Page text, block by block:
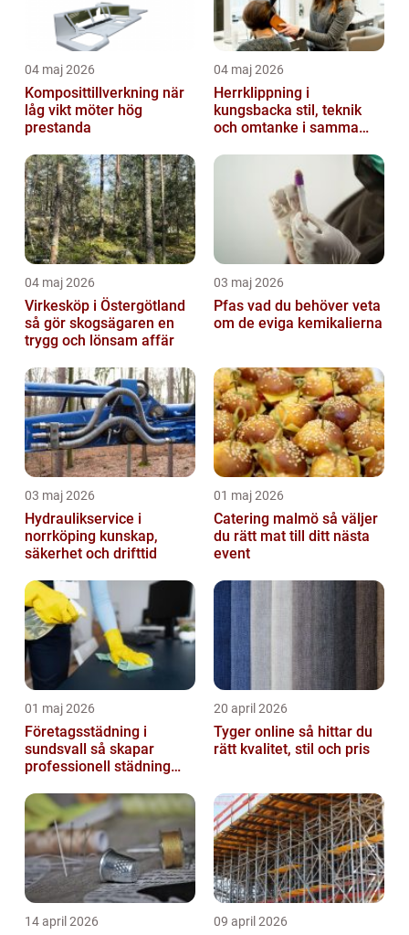
04 maj 2026
Komposittillverkning när
låg vikt möter hög
prestanda
04 maj 2026
Herrklippning i
kungsbacka stil, teknik
och omtanke i samma
04 maj 2026
Virkesköp i Östergötland
så gör skogsägaren en
trygg och lönsam affär
03 maj 2026
Pfas vad du behöver veta
om de eviga kemikalierna
03 maj 2026
Hydraulikservice i
norrköping kunskap,
säkerhet och drifttid
01 maj 2026
Catering malmö så väljer
du rätt mat till ditt nästa
event
01 maj 2026
Företagsstädning i
sundsvall så skapar
professionell städning
starkare varum...
20 april 2026
Tyger online så hittar du
rätt kvalitet, stil och pris
14 april 2026 09 april 2026